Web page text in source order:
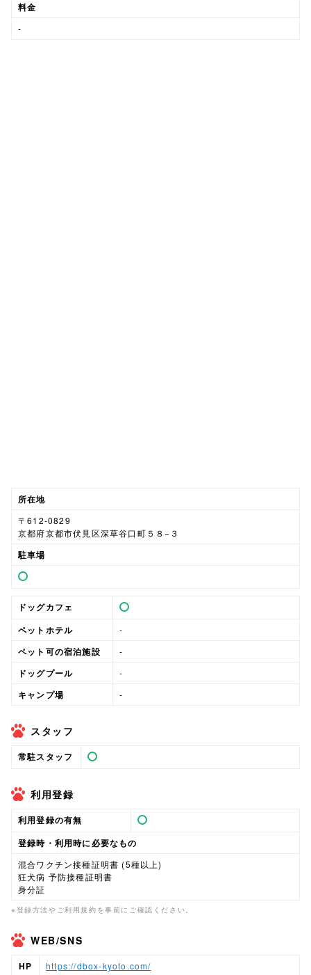
料金
-
所在地
〒612-0829
京都府京都市伏見区深草谷口町５８−３
駐車場
ドッグカフェ
ペットホテル
-
ペット可の宿泊施設 -
ドッグプール -
キャンプ場 -
スタッフ
常駐スタッフ
利用登録
利用登録の有無
登録時・利用時に必要なもの
混合ワクチン接種証明書 (5種以上)
狂犬病 予防接種証明書
身分証
※登録方法やご利用規約を事前にご確認ください。
WEB/SNS
HP https://dbox-kyoto.com/